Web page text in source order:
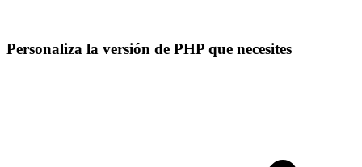
Personaliza la versión de PHP que necesites